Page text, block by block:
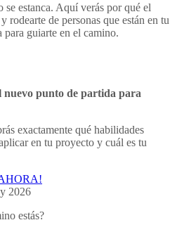
estanca. Aquí verás por qué el
rodearte de personas que están en tu
guiarte en el camino.
nuevo punto de partida para
exactamente qué habilidades
en tu proyecto y cuál es tu
estás?